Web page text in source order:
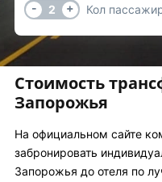
-
2 + Кол
Стоимость
Запорожья
На официальном сайте
забронировать
Запорожья до отеля по